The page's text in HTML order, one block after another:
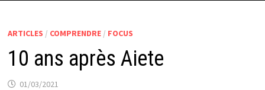
ARTICLES / COMPRENDRE/ FOCUS
10 ans après Aiete
01/03/2021